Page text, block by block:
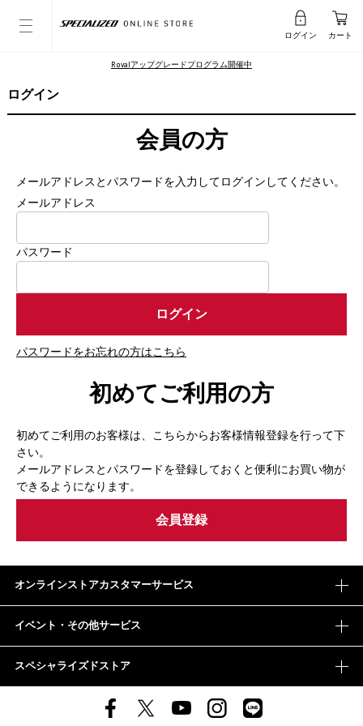
ログイン カート
Rovalアップグレードプログラム開催中
ログイン
会員の方
メールアドレスとパスワードを入力してログインしてください。
メールアドレス
パスワード
パスワードをお忘れの方はこちら
初めてご利用の方
初めてご利用のお客様は、こちらからお客様情報登録を行って下
さい。
メールアドレスとパスワードを登録しておくと便利にお買い物が
できるようになります。
オンラインストアカスタマーサービス
イベント・その他サービス
スペシャライズドストア